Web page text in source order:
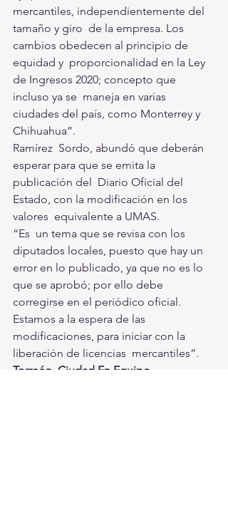
mercantiles, independientemente del
tamaño y giro  de la empresa. Los
cambios obedecen al principio de
equidad y  proporcionalidad en la Ley
de Ingresos 2020; concepto que
incluso ya se  maneja en varias
ciudades del país, como Monterrey y
Chihuahua”.
Ramírez  Sordo, abundó que deberán
esperar para que se emita la
publicación del  Diario Oficial del
Estado, con la modificación en los
valores  equivalente a UMAS.
“Es  un tema que se revisa con los
diputados locales, puesto que hay un
error en lo publicado, ya que no es lo
que se aprobó; por ello debe
corregirse en el periódico oficial.
Estamos a la espera de las
modificaciones, para iniciar con la
liberación de licencias  mercantiles”.
Torreón, Ciudad En Equipo